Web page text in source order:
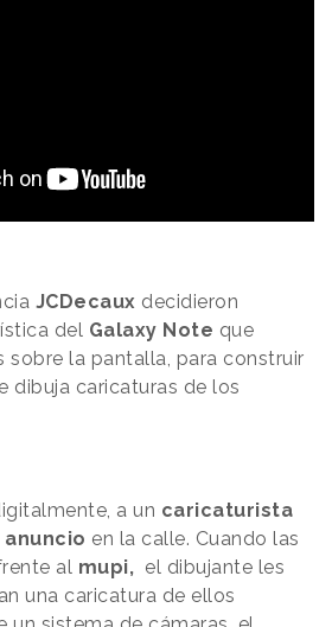
JCDecaux decidieron
del Galaxy Note que
sobre la pantalla, para construir
dibuja caricaturas de los
a un caricaturista
en la calle. Cuando las
al mupi, el dibujante les
una caricatura de ellos